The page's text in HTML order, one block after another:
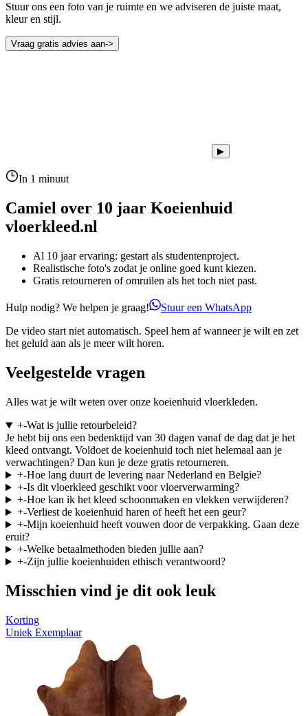
Stuur ons een foto van je ruimte en we adviseren de juiste maat,
kleur en stijl.
Vraag gratis advies aan->
▶
In 1 minuut
Camiel over 10 jaar Koeienhuid
vloerkleed.nl
Al 10 jaar ervaring: gestart als studentenproject.
Realistische foto's zodat je online goed kunt kiezen.
Gratis retourneren of omruilen als het toch niet past.
Hulp nodig? We helpen je graag!
Stuur een WhatsApp
De video start niet automatisch. Speel hem af wanneer je wilt en zet
het geluid aan als je meer wilt horen.
Veelgestelde vragen
Alles wat je wilt weten over onze koeienhuid vloerkleden.
+-Wat is jullie retourbeleid?
Je hebt bij ons een bedenktijd van 30 dagen vanaf de dag dat je het
kleed ontvangt. Voldoet de koeienhuid toch niet helemaal aan je
verwachtingen? Dan kun je deze gratis retourneren.
+-Hoe lang duurt de levering naar Nederland en Belgie?
+-Is dit vloerkleed geschikt voor vloerverwarming?
+-Hoe kan ik het kleed schoonmaken en vlekken verwijderen?
+-Verliest de koeienhuid haren of heeft het een geur?
+-Mijn koeienhuid heeft vouwen door de verpakking. Gaan deze
eruit?
+-Welke betaalmethoden bieden jullie aan?
+-Zijn jullie koeienhuiden ethisch verantwoord?
Misschien vind je dit ook leuk
Korting
Uniek Exemplaar